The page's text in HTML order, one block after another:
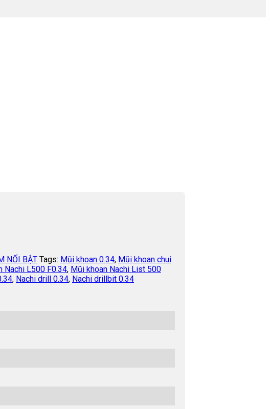
NỐI BẬT Tags: Mũi khoan 0.34, Mũi khoan chui
Nachi L500 F0.34, Mũi khoan Nachi List 500
, Nachi drill 0.34, Nachi drillbit 0.34